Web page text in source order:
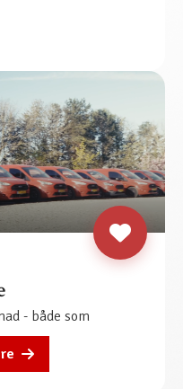
- både som